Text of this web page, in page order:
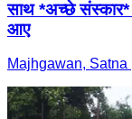
साथ *अच्छे संस्कार*
आए
Majhgawan, Satna